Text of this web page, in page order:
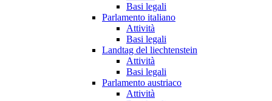
Basi legali
Parlamento italiano
Attività
Basi legali
Landtag del liechtenstein
Attività
Basi legali
Parlamento austriaco
Attività